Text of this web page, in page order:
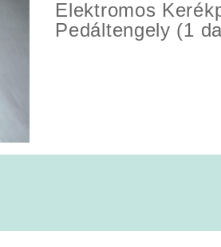
Elektromos
Pedáltengely (1